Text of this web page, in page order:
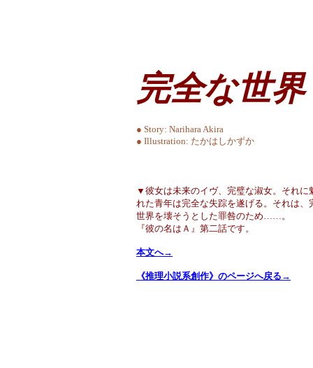
完全な世界
● Story: Narihara Akira
● Illustration: たかはしかずか
▼彼女は未来のイヴ、完璧な淑女。それに
れた青年は完全な失踪を遂げる。それは、
世界を壊そうとした罪咎のため……。
『彼の名はＡ』第二話です。
本文へ→
《推理小説系創作》のページへ戻る→